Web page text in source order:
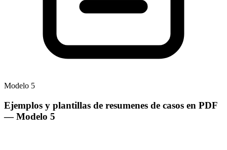
Modelo 5
Ejemplos y plantillas de resumenes de casos en PDF
— Modelo 5